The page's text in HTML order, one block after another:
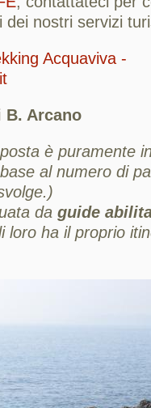
nostri servizi
Acquaviva -
B. Arcano
è puramente
al numero di
da guide
loro ha il proprio